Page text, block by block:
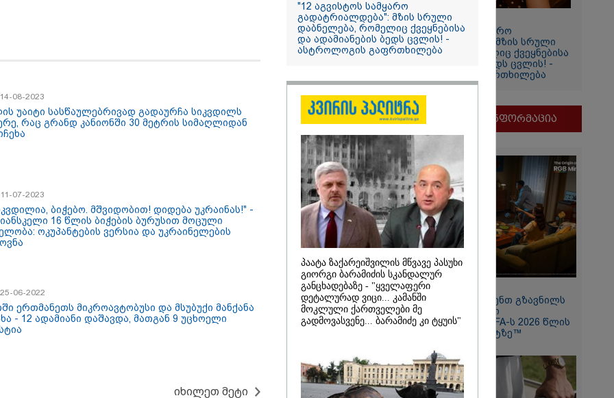
თქვენზე ნაკლები
მებრძოლის დედა
ვატირე!" - რას ამბობს
გიორგი ბარამიძე
პროკურატურის
განცხადების შემდეგ
აზრით, ენამ
აზრს და არ
კარგი, თუმცა თუ
არ მეპარება
13:42 / 07-08-2026
"საქართველო მშვიდი
სტუმართმოყვარე ხალხი
არავინ შეზღუდული
არაა" - კახა კალაძე
10:45 / 07-08-2026
11:42 / 07-08-2026
"12 აგვისტოს სამყარო
გადატრიალდება": მზის სრული
დაბნელება, რომელიც ქვეყნებისა
და ადამიანების ბედს ცვლის! -
ასტროლოგის გაფრთხილება
მნიშვნელოვანი ინფორმაცია
11:13 / 05-08-2026
Hisense წარმოგიდგენთ გზავნილს
"ინოვაციები უკეთესი
ცხოვრებისათვის" FIFA-ს 2026 წლის
მსოფლიო ჩემპიონატზე™
08-2023
უაიტი სასწაულებრივად გადაურჩა სიკვდილს
რაც გრანდ კანიონში 30 მეტრის სიმაღლიდან
07-2023
ბიჭებო. მშვიდობით! დიდება უკრაინას!" -
16 წლის ბიჭების ბურუსით მოცული
ოკუპანტების ვერსია და უკრაინელების
06-2022
ერთმანეთს მიკროავტობუსი და მსუბუქი მანქანა
- 12 ადამიანი დაშავდა, მათგან 9 უცხოელი
იხილეთ მეტი
"12 აგვისტოს სამყარო
გადატრიალდება": მზის სრული
დაბნელება, რომელიც ქვეყნებისა
და ადამიანების ბედს ცვლის! -
ასტროლოგის გაფრთხილება
პაატა ზაქარეიშვილის მწვავე პასუხი
გიორგი ბარამიძის სკანდალურ
განცხადებაზე - "ყველაფერი
დეტალურად ვიცი... კამანში
მოკლული ქართველები მე
გადმოვასვენე... ბარამიძე კი ტყუის"